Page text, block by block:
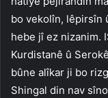
bo vekolîn, lêpirsîn
hebe jî ez nizanim.
Kurdistanê û
bûne alîkar ji bo
Shingal din nav